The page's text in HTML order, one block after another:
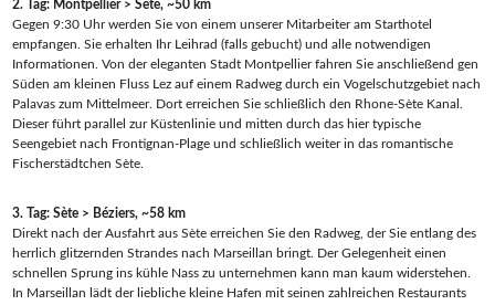
2. Tag: Montpellier > Sète, ~50 km
Gegen 9:30 Uhr werden Sie von einem unserer Mitarbeiter am Starthotel
empfangen. Sie erhalten Ihr Leihrad (falls gebucht) und alle notwendigen
Informationen. Von der eleganten Stadt Montpellier fahren Sie anschließend gen
Süden am kleinen Fluss Lez auf einem Radweg durch ein Vogelschutzgebiet nach
Palavas zum Mittelmeer. Dort erreichen Sie schließlich den Rhone-Sète Kanal.
Dieser führt parallel zur Küstenlinie und mitten durch das hier typische
Seengebiet nach Frontignan-Plage und schließlich weiter in das romantische
Fischerstädtchen Sète.
3. Tag: Sète > Béziers, ~58 km
Direkt nach der Ausfahrt aus Sète erreichen Sie den Radweg, der Sie entlang des
herrlich glitzernden Strandes nach Marseillan bringt. Der Gelegenheit einen
schnellen Sprung ins kühle Nass zu unternehmen kann man kaum widerstehen.
In Marseillan lädt der liebliche kleine Hafen mit seinen zahlreichen Restaurants